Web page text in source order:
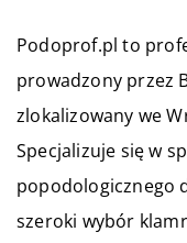
Podoprof.pl to
prowadzony przez
zlokalizowany we
Specjalizuje się w
popodologicznego
szeroki wybór